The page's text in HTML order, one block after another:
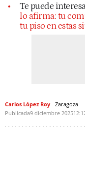
Te puede
lo afirma: tu
tu piso en estas
Carlos López Roy
Zaragoza
Publicada9 diciembre 2025